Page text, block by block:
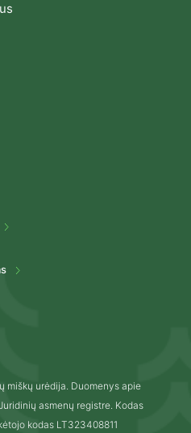
miškų urėdija. Duomenys apie
asmenų registre. Kodas
kodas LT323408811